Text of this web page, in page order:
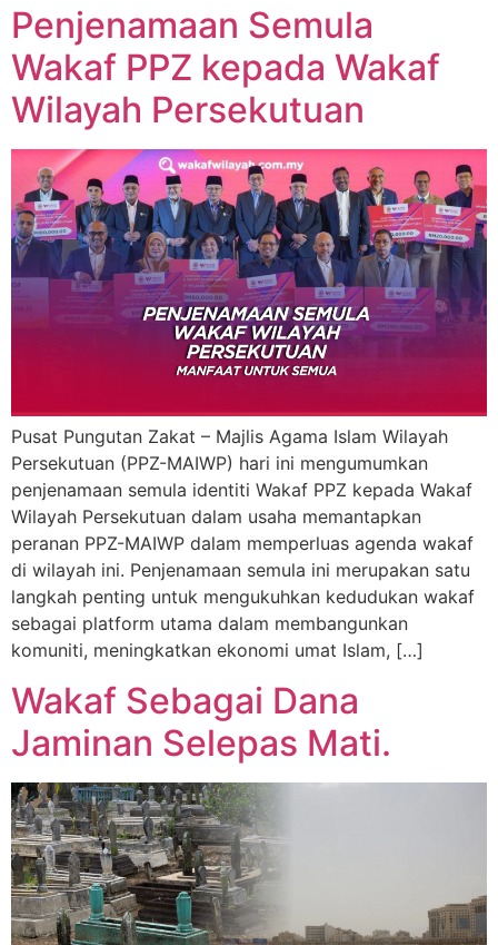
Penjenamaan Semula
Wakaf PPZ kepada Wakaf
Wilayah Persekutuan
Pusat Pungutan Zakat – Majlis Agama Islam Wilayah
Persekutuan (PPZ-MAIWP) hari ini mengumumkan
penjenamaan semula identiti Wakaf PPZ kepada Wakaf
Wilayah Persekutuan dalam usaha memantapkan
peranan PPZ-MAIWP dalam memperluas agenda wakaf
di wilayah ini. Penjenamaan semula ini merupakan satu
langkah penting untuk mengukuhkan kedudukan wakaf
sebagai platform utama dalam membangunkan
komuniti, meningkatkan ekonomi umat Islam, […]
Wakaf Sebagai Dana
Jaminan Selepas Mati.